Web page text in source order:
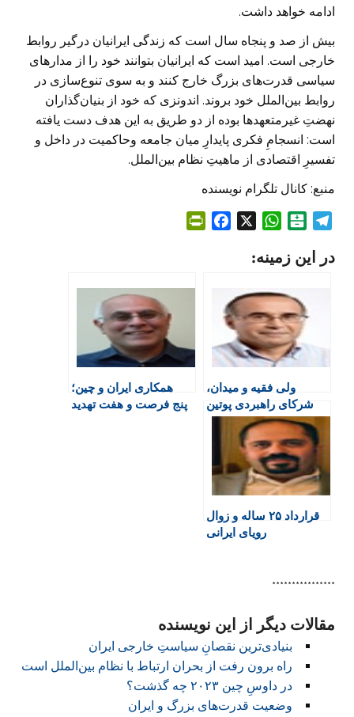
ادامه خواهد داشت.
بیش از صد و پنجاه سال است که زندگی ایرانیان درگیر روابط
خارجی است. امید است که ایرانیان بتوانند خود را از مدارهای
سیاسی قدرت‌های بزرگ خارج کنند و به سوی تنوع‌سازی در
روابط بین‌الملل خود بروند. اندونزی که خود از بنیان‌گذاران
نهضتِ غیرمتعهد‌ها بوده از دو طریق به این هدف دست یافته
است: انسجامِ فکری پایدارِ میان جامعه وحاکمیت در داخل و
تفسیرِ اقتصادی از ماهیتِ نظام بین‌الملل.
منبع: کانال تلگرام نویسنده
l
r
m
t
a
r
i
n
W
a
s
A
p
p
i
e
d
در این زمینه:
ولی فقیه و میدان،
شرکای راهبردی پوتین
همکاری ایران و چین؛
پنج فرصت و هفت تهدید‏
قرارداد ۲۵ ساله و زوال
رویای ایرانی
****************
مقالات دیگر از این نویسنده
بنیادی‌ترین نقصانِ سیاستِ خارجی ایران
راه برون رفت از بحران ارتباط با نظام بین‌الملل است
در داوسِ چین ۲۰۲۳ چه گذشت؟
وضعیت قدرت‌های بزرگ و ایران